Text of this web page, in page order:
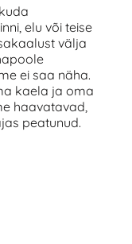
elu või teise
välja
ei saa näha.
kaela ja oma
haavatavad,
peatunud.